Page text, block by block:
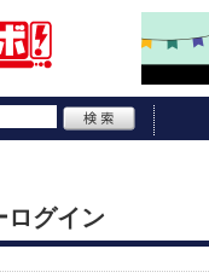
ログイン